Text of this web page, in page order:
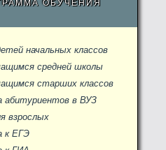
ОБУЧЕНИЯ
начальных классов
средней школы
старших классов
абитуриентов в ВУЗ
взрослых
к ЕГЭ